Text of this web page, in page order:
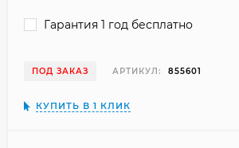
Гарантия 1 год бесплатно
ПОД ЗАКАЗ АРТИКУЛ: 855601
КУПИТЬ В 1 КЛИК